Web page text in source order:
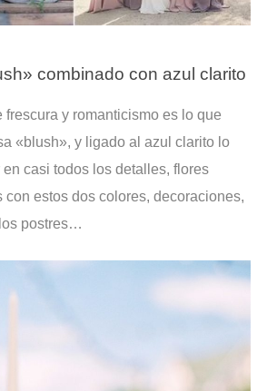
combinado con azul clarito
frescura y romanticismo es lo que
«blush», y ligado al azul clarito lo
en casi todos los detalles, flores
con estos dos colores, decoraciones,
postres…